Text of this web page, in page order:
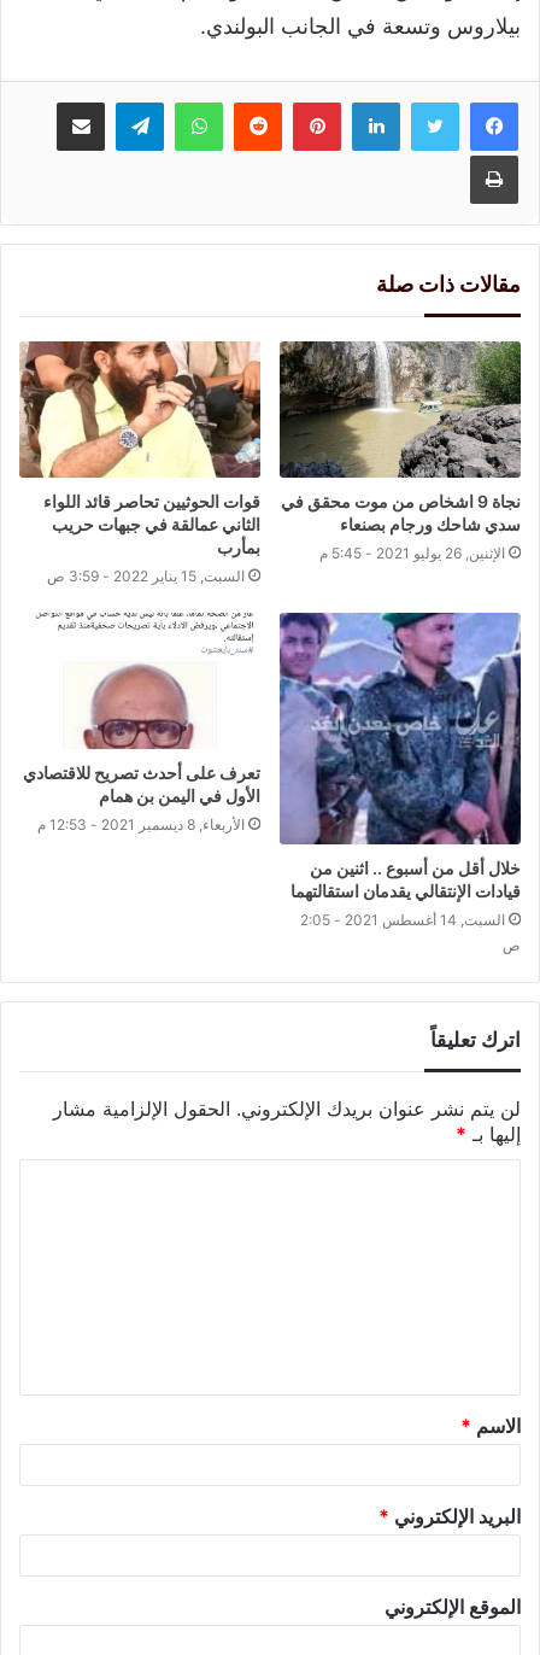
بيلاروس وتسعة في الجانب البولندي.
لينكدإنبينتيريست واتسابتيلقرام مشاركة عبر البريد
طباعة
مقالات ذات صلة
نجاة 9 اشخاص من موت محقق في
سدي شاحك ورجام بصنعاء
الإثنين, 26 يوليو 2021 - 5:45 م
قوات الحوثيين تحاصر قائد اللواء
الثاني عمالقة في جبهات حريب
بمأرب
السبت, 15 يناير 2022 - 3:59 ص
خلال أقل من أسبوع .. اثنين من
قيادات الإنتقالي يقدمان استقالتهما
السبت, 14 أغسطس 2021 - 2:05
ص
تعرف على أحدث تصريح للاقتصادي
الأول في اليمن بن همام
الأربعاء, 8 ديسمبر 2021 - 12:53 م
اترك تعليقاً
لن يتم نشر عنوان بريدك الإلكتروني. الحقول الإلزامية مشار
إليها بـ *
الاسم *
البريد الإلكتروني *
الموقع الإلكتروني